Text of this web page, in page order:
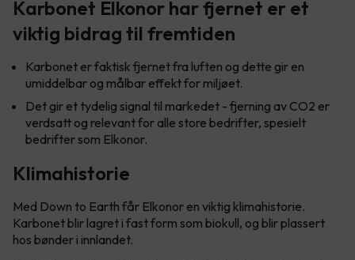
Karbonet Elkonor har fjernet er et
viktig bidrag til fremtiden
Karbonet er faktisk fjernet fra luften og dette gir en
umiddelbar og målbar effekt for miljøet.
Det gir et tydelig signal til markedet - fjerning av CO2 er
verdsatt og relevant for alle store bedrifter, spesielt
bedrifter som Elkonor.
Klimahistorie
Med Down to Earth får Elkonor en viktig klimahistorie.
Karbonet blir lagret i fast form som biokull, og blir plassert
hos bønder i innlandet.